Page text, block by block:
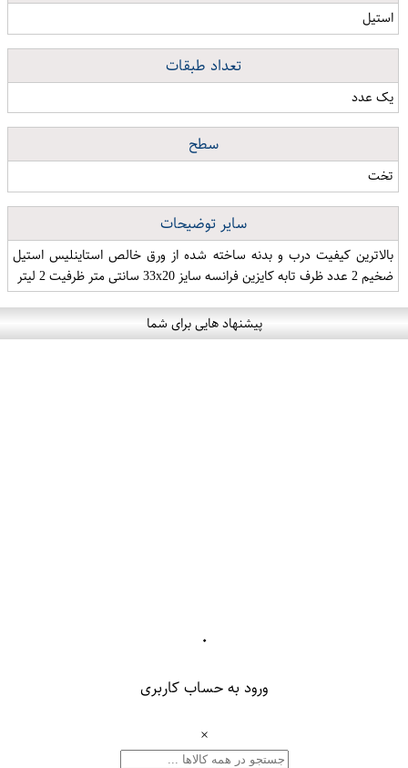
استیل
تعداد طبقات
یک عدد
سطح
تخت
سایر توضیحات
بالاترین کیفیت درب و بدنه ساخته شده از ورق خالص استاینلیس استیل
ضخیم 2 عدد ظرف تابه کایزین فرانسه سایز 33x20 سانتی متر ظرفیت 2 لیتر
پیشنهاد هایی برای شما
۰
ورود به حساب کاربری
×